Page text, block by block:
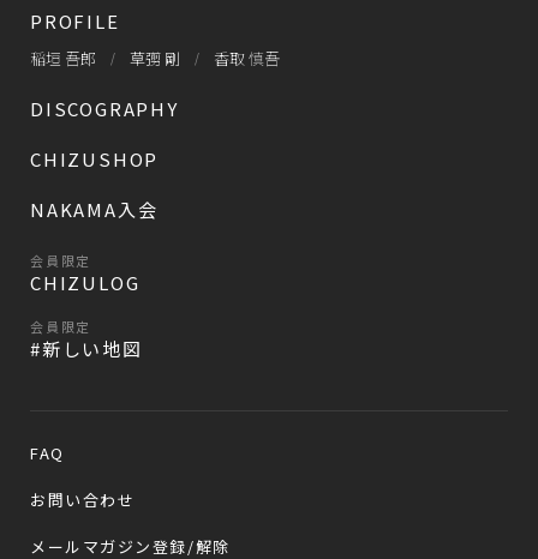
PROFILE
稲垣 吾郎 草彅 剛 香取 慎吾
DISCOGRAPHY
CHIZUSHOP
NAKAMA入会
会員限定
CHIZULOG
会員限定
#新しい地図
FAQ
お問い合わせ
メールマガジン登録/解除